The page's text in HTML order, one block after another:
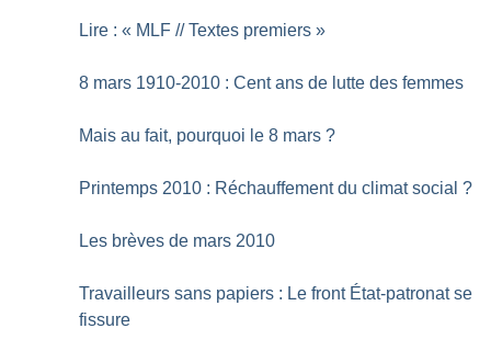
Lire : « MLF // Textes premiers »
8 mars 1910-2010 : Cent ans de lutte des femmes
Mais au fait, pourquoi le 8 mars ?
Printemps 2010 : Réchauffement du climat social ?
Les brèves de mars 2010
Travailleurs sans papiers : Le front État-patronat se
fissure